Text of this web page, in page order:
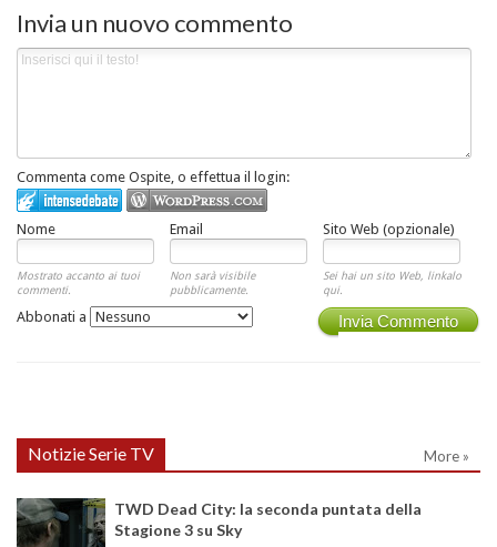
Invia un nuovo commento
Commenta come Ospite, o effettua il login:
Nome Email Sito Web (opzionale)
Mostrato accanto ai tuoi
commenti.
Non sarà visibile
pubblicamente.
Sei hai un sito Web, linkalo
qui.
Invia Commento
Abbonati a
Notizie Serie TV More »
TWD Dead City: la seconda puntata della
Stagione 3 su Sky